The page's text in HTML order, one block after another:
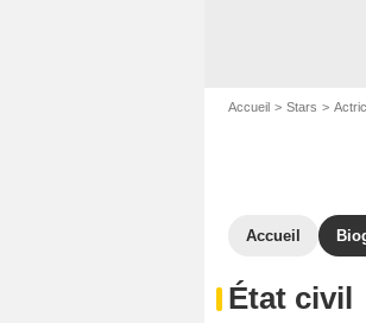
Accueil Stars
Accueil
État civil